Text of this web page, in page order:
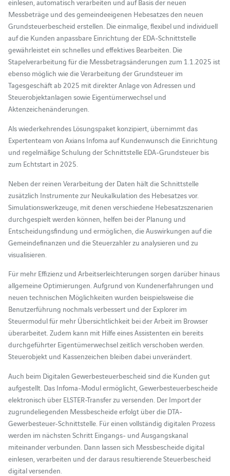
einlesen, automatisch verarbeiten und auf Basis der neuen
Messbeträge und des gemeindeeigenen Hebesatzes den neuen
Grundsteuer­bescheid erstellen. Die einmalige, flexibel und individuell
auf die Kunden anpassbare Einrichtung der EDA-Schnittstelle
gewährleistet ein schnelles und effektives Bearbeiten. Die
Stapelverarbeitung für die Messbetragsänderungen zum 1.1.2025 ist
ebenso möglich wie die Verarbeitung der Grundsteuer im
Tagesgeschäft ab 2025 mit direkter Anlage von Adressen und
Steuerobjektanlagen sowie Eigentümerwechsel und
Aktenzeichenänderungen.
Als wiederkehrendes Lösungspaket konzipiert, übernimmt das
Expertenteam von Axians Infoma auf Kundenwunsch die Einrichtung
und regelmäßige Schulung der Schnittstelle EDA-Grundsteuer bis
zum Echtstart in 2025.
Neben der reinen Verarbeitung der Daten hält die Schnittstelle
zusätzlich Instrumente zur Neukalkulation des Hebesatzes vor.
Simulationswerkzeuge, mit denen verschiedene Hebesatzszenarien
durchgespielt werden können, helfen bei der Planung und
Entscheidungsfindung und ermöglichen, die Auswirkungen auf die
Gemeindefinanzen und die Steuerzahler zu analysieren und zu
visualisieren.
Für mehr Effizienz und Arbeitserleichterungen sorgen darüber hinaus
allgemeine Optimierungen. Aufgrund von Kundenerfahrungen und
neuen technischen Möglichkeiten wurden beispielsweise die
Benutzerführung nochmals verbessert und der Explorer im
Steuermodul für mehr Übersichtlichkeit bei der Arbeit im Browser
überarbeitet. Zudem kann mit Hilfe eines Assistenten ein bereits
durchgeführter Eigentümerwechsel zeitlich verschoben werden.
Steuerobjekt und Kassenzeichen bleiben dabei unverändert.
Auch beim Digitalen Gewerbesteuerbescheid sind die Kunden gut
aufgestellt. Das Infoma-Modul ermöglicht, Gewerbesteuerbescheide
elektronisch über ELSTER-Transfer zu versenden. Der Import der
zugrundeliegenden Messbescheide erfolgt über die DTA-
Gewerbesteuer-Schnittstelle. Für einen vollständig digitalen Prozess
werden im nächsten Schritt Eingangs- und Ausgangskanal
miteinander verbunden. Dann lassen sich Messbescheide digital
einlesen, verarbeiten und der daraus resultierende Steuerbescheid
digital versenden.